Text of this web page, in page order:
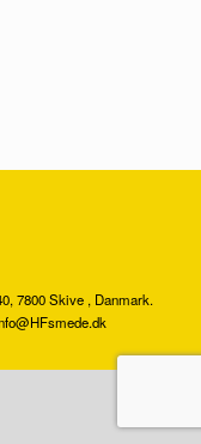
7800 Skive , Danmark.